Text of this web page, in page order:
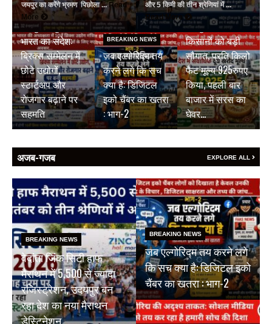
जयपुर का करेंगे भ्रमण पिछोला ... Read
More
और 5 किमी की तीन श्रेणियां में ...
Read More
BREAKING NEWS
जयपुर से दुनिया को
भारत का संदेश:
ब्रिक्स सम्मेलन में
छोटे उद्योगों,
स्टार्टअप और
रोजगार बढ़ाने पर
सहमति
BREAKING NEWS
जब एल्गोरिद्म तय
करने लगे कि सच
क्या है: डिजिटल
इको चैंबर का खतरा
: भाग-2
BREAKING NEWS
जयपुर डेयरी की
किसानों को बड़ी
सौगात, प्रति किलो
फैट मूल्य 925रुपए
किया, पहली बार
बाजार में सरस का
घेवर…
अजब-गजब EXPLORE ALL
BREAKING NEWS
वेदांता जिंक सिटी हाफ
मैराथन में 5,500 से ज्यादा
रजिस्ट्रेशन, उदयपुर बन
रहा देश का नया मैराथन
डेस्टिनेशन
BREAKING NEWS
जब एल्गोरिद्म तय करने लगे
कि सच क्या है: डिजिटल इको
चैंबर का खतरा : भाग-2